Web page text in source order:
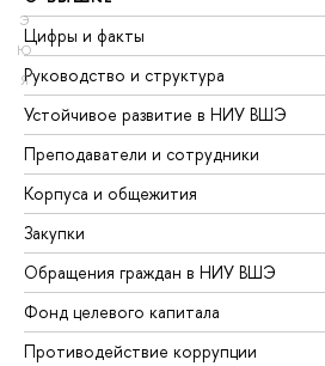
Э
Ю
Я
Цифры и факты
Руководство и структура
Устойчивое развитие в НИУ ВШЭ
Преподаватели и сотрудники
Корпуса и общежития
Закупки
Обращения граждан в НИУ ВШЭ
Фонд целевого капитала
Противодействие коррупции